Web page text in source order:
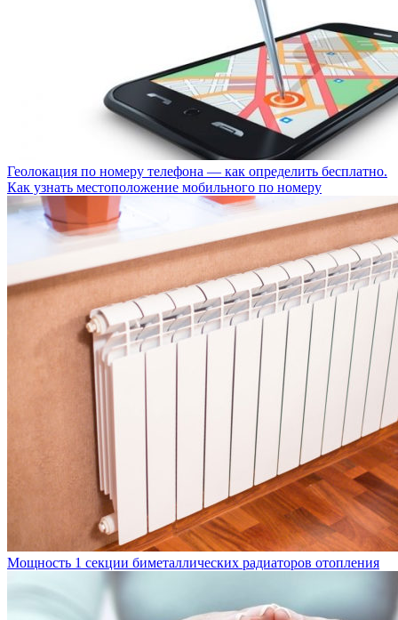
Геолокация по номеру телефона — как определить бесплатно.
Как узнать местоположение мобильного по номеру
Мощность 1 секции биметаллических радиаторов отопления